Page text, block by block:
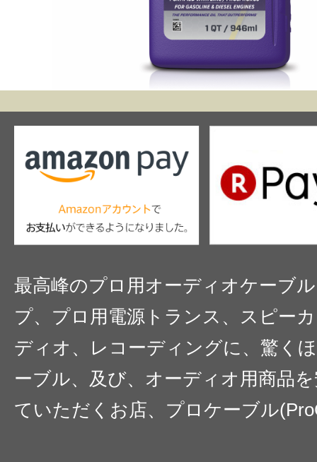
最高峰のプロ用オーディオケーブ
プ、プロ用電源トランス、スピー
ディオ、レコーディングに、驚く
ーブル、及び、オーディオ用商品
ていただくお店、プロケーブル